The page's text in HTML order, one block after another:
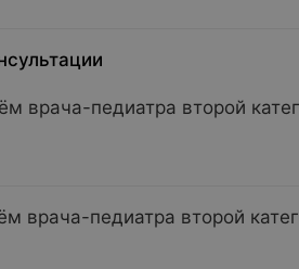
врача-педиатра второй
врача-педиатра второй